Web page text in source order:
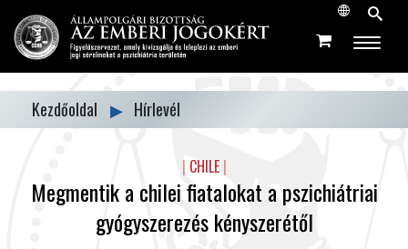
Kezdőoldal ▶ Hírlevél
| CHILE |
Megmentik a chilei fiatalokat a pszichiátriai
gyógyszerezés kényszerétől